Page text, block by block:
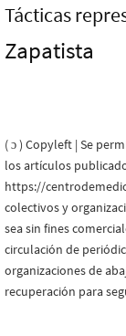
Tácticas
Zapatista
( ɔ ) Copyleft | Se
los artículos
https://
colectivos y
sea sin fines
circulación de
organizaciones de
recuperación para